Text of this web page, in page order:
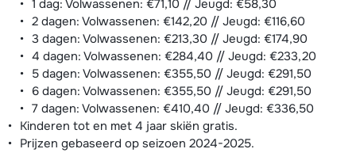
1 dag: Volwassenen: €71,10 // Jeugd: €58,30
2 dagen: Volwassenen: €142,20 // Jeugd: €116,60
3 dagen: Volwassenen: €213,30 // Jeugd: €174,90
4 dagen: Volwassenen: €284,40 // Jeugd: €233,20
5 dagen: Volwassenen: €355,50 // Jeugd: €291,50
6 dagen: Volwassenen: €355,50 // Jeugd: €291,50
7 dagen: Volwassenen: €410,40 // Jeugd: €336,50
Kinderen tot en met 4 jaar skiën gratis.
Prijzen gebaseerd op seizoen 2024-2025.